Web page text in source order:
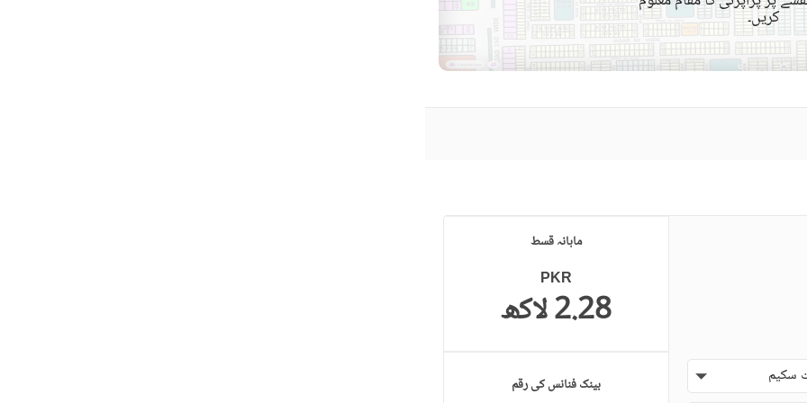
کمیونٹی مسجد
کمیونٹی سنٹر
قریبی پبلک ٹرانسپورٹ سروس
معذوروں کے لئے سہولیات
کریں۔
سکیم
ماہانہ قسط
PKR
2.28 لاکھ
بینک فنانس کی رقم